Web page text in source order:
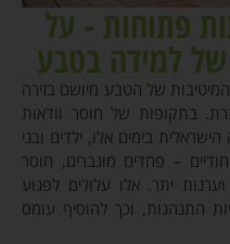
פתוחות - על
של למידה בטבע
של הטבע מיושם בזירה
בתקופות של חוסר וודאות
בימים אלו, ילדים ובני
– פחדים מוגברים, חוסר
יתר. אלו עלולים לפגוע
התנהגות, וכך להוסיף עומס